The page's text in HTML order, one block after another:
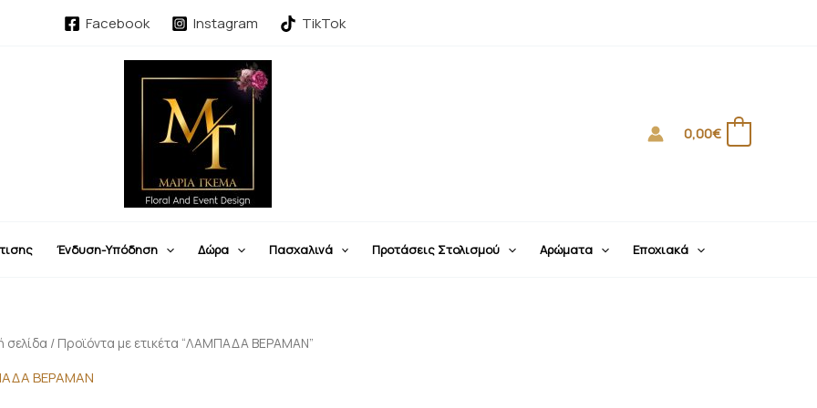
Facebook Instagram TikTok
0,00€
Ένδυση-Υπόδηση Δώρα Πασχαλινά Προτάσεις Στολισμού Αρώματα Εποχιακά
σελίδα / Προϊόντα με ετικέτα “ΛΑΜΠΑΔΑ ΒΕΡΑΜΑΝ”
ΒΕΡΑΜΑΝ
by
latest